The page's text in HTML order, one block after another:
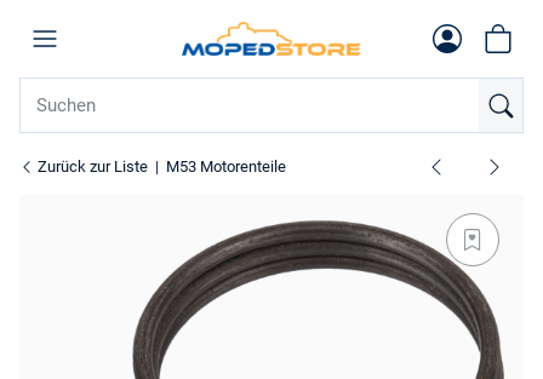
Zurück zur Liste M53 Motorenteile